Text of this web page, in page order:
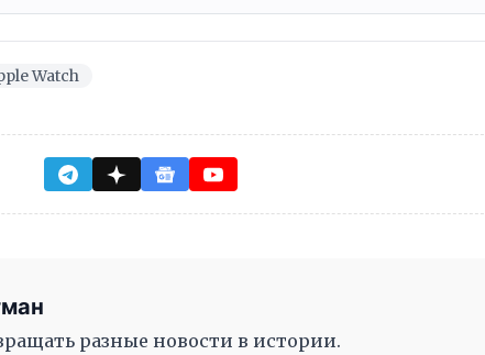
Watch
разные новости в истории.